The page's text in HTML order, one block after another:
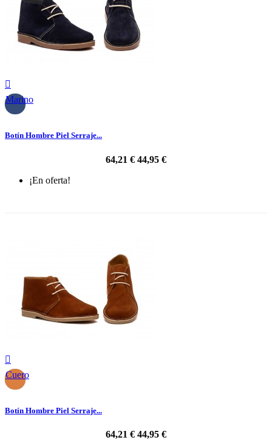

Marino
Botín Hombre Piel Serraje...
64,21 € 44,95 €
¡En oferta!

Cuero
Botín Hombre Piel Serraje...
64,21 € 44,95 €